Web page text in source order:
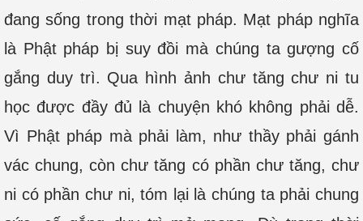
đang sống trong thời mạt pháp. Mạt pháp nghĩa
là Phật pháp bị suy đồi mà chúng ta gượng cố
gắng duy trì. Qua hình ảnh chư tăng chư ni tu
học được đầy đủ là chuyện khó không phải dễ.
Vì Phật pháp mà phải làm, như thầy phải gánh
vác chung, còn chư tăng có phần chư tăng, chư
ni có phần chư ni, tóm lại là chúng ta phải chung